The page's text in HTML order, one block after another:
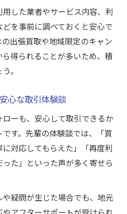
した業者やサービス内容、利
を事前に調べておくと安心で
出張買取や地域限定のキャン
得られることが多いため、積
。
心な取引体験談
ーも、安心して取引できるか
す。先輩の体験談では、「買
対応してもらえた」「再度利
た」といった声が多く寄せら
疑問が生じた場合でも、地元